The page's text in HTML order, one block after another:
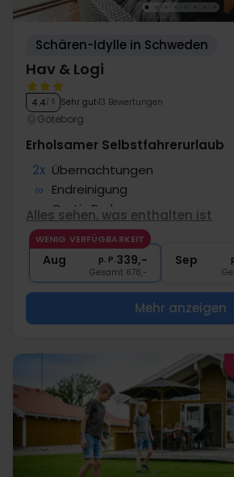
Schären-Idylle in Schweden
Hav & Logi
4.4/ 5 Sehr gut 13 Bewertungen
Göteborg
Erholsamer Selbstfahrerurlaub
2x Übernachtungen
∞ Endreinigung
∞ Gratis Parken
∞ Fußläufige Entfernung zum
∞ Kostenloses Internet
Alles sehen, was enthalten ist
WENIG VERFÜGBARKEIT
Aug p. P.339,-
Gesamt 678,-
Sep
Mehr anzeigen